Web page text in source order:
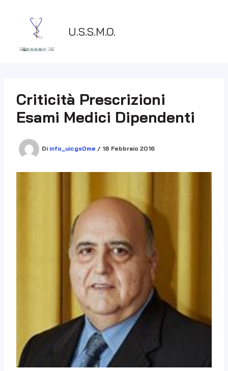
contenuto
U.S.S.M.O.
Criticità Prescrizioni
Esami Medici Dipendenti
Di info_uicgs0me / 18 Febbraio 2016